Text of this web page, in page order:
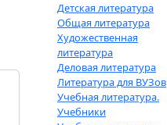
Детская литература
Общая литература
Художественная
литература
Деловая литература
Литература для ВУЗов
Учебная литература.
Учебники